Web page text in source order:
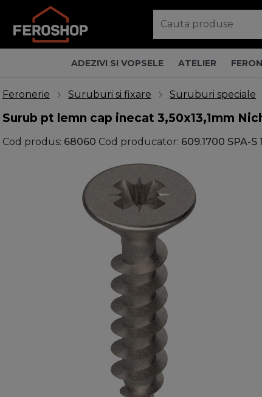
ADEZIVI SI VOPSELE ATELIER
Feronerie Suruburi si fixare Suruburi speciale
Surub pt lemn cap inecat 3,50x13,1mm
Cod produs: 68060 Cod producator: 609.1700 SPA-S